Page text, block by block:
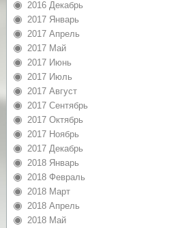
2016 Декабрь
2017 Январь
2017 Апрель
2017 Май
2017 Июнь
2017 Июль
2017 Август
2017 Сентябрь
2017 Октябрь
2017 Ноябрь
2017 Декабрь
2018 Январь
2018 Февраль
2018 Март
2018 Апрель
2018 Май